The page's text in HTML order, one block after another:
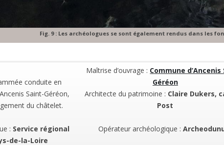
Fig. 9 : Les archéologues se sont également rendus dans les
conduite en
Saint-Géréon,
du châtelet.
: Service régional
de-la-Loire
Maîtrise d’ouvrage : Commune d’Ancenis
Géréon
Architecte du patrimoine : Claire Dukers,
Post
Opérateur archéologique :